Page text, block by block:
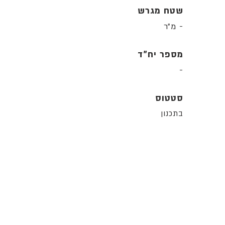
שטח מגרש
- מ"ר
מספר יח"ד
-
סטטוס
בתכנון